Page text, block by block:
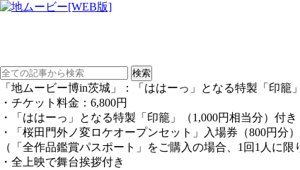
「地ムービー博in茨城」：「ははーっ」となる特製「印
・チケット料金：6,800円
・「ははーっ」となる特製「印籠」（1,000円相当分）付き
・「桜田門外ノ変ロケオープンセット」入場券（800円分
（「全作品鑑賞パスポート」をご購入の場合、1回1人に
・全上映で舞台挨拶付き